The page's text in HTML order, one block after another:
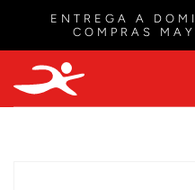
ENTREGA A
COMPRAS